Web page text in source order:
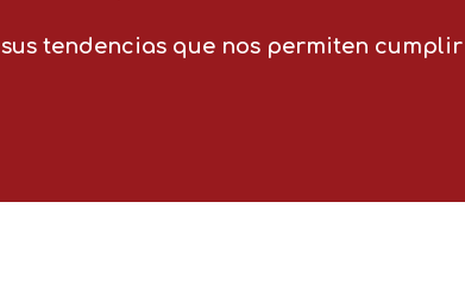
tendencias que nos permiten